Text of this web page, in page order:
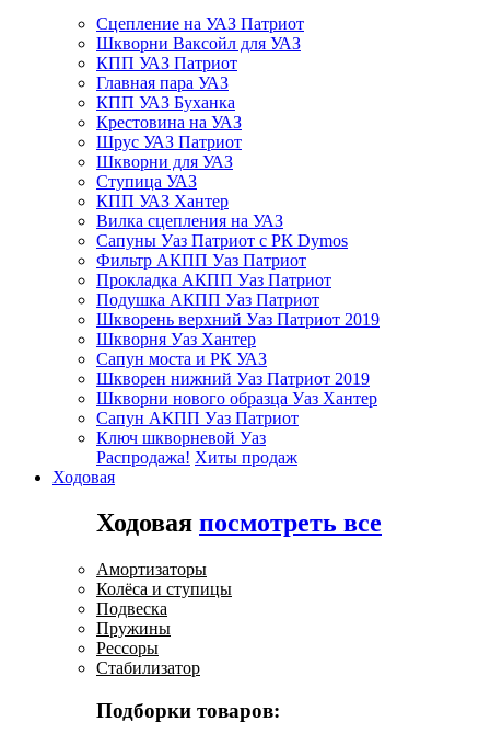
Сцепление на УАЗ Патриот
Шкворни Ваксойл для УАЗ
КПП УАЗ Патриот
Главная пара УАЗ
КПП УАЗ Буханка
Крестовина на УАЗ
Шрус УАЗ Патриот
Шкворни для УАЗ
Ступица УАЗ
КПП УАЗ Хантер
Вилка сцепления на УАЗ
Сапуны Уаз Патриот с РК Dymos
Фильтр АКПП Уаз Патриот
Прокладка АКПП Уаз Патриот
Подушка АКПП Уаз Патриот
Шкворень верхний Уаз Патриот 2019
Шкворня Уаз Хантер
Сапун моста и РК УАЗ
Шкворен нижний Уаз Патриот 2019
Шкворни нового образца Уаз Хантер
Сапун АКПП Уаз Патриот
Ключ шкворневой Уаз
Распродажа! Хиты продаж
Ходовая
Ходовая посмотреть все
Амортизаторы
Колёса и ступицы
Подвеска
Пружины
Рессоры
Стабилизатор
Подборки товаров: